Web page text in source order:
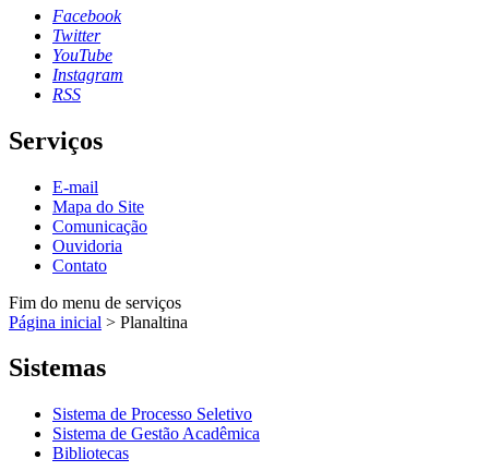
Facebook
Twitter
YouTube
Instagram
RSS
Serviços
E-mail
Mapa do Site
Comunicação
Ouvidoria
Contato
Fim do menu de serviços
Página inicial > Planaltina
Sistemas
Sistema de Processo Seletivo
Sistema de Gestão Acadêmica
Bibliotecas